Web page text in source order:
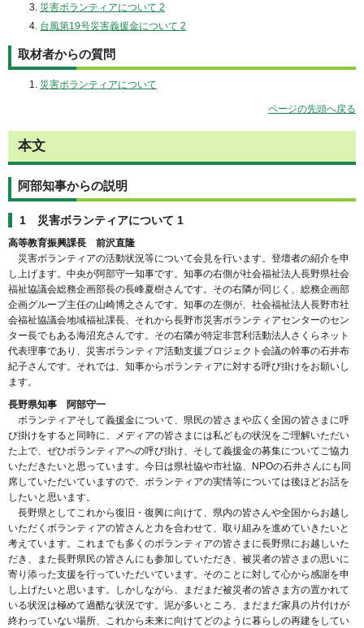
災害ボランティアについて 2
台風第19号災害義援金について 2
取材者からの質問
災害ボランティアについて
ページの先頭へ戻る
本文
阿部知事からの説明
1 災害ボランティアについて 1
高等教育振興課長 前沢直隆
災害ボランティアの活動状況等について会見を行います。登壇者の紹介を申
し上げます。中央が阿部守一知事です。知事の右側が社会福祉法人長野県社会
福祉協議会総務企画部長の長峰夏樹さんです。その右隣が同じく、総務企画部
企画グループ主任の山崎博之さんです。知事の左側が、社会福祉法人長野市社
会福祉協議会地域福祉課長、それから長野市災害ボランティアセンターのセン
ター長でもある海沼充さんです。その右隣が特定非営利活動法人さくらネット
代表理事であり、災害ボランティア活動支援プロジェクト会議の幹事の石井布
紀子さんです。それでは、知事からボランティアに対する呼び掛けをお願いし
ます。
長野県知事 阿部守一
ボランティアそして義援金について、県民の皆さまや広く全国の皆さまに呼
び掛けをすると同時に、メディアの皆さまには私どもの状況をご理解いただい
た上で、ぜひボランティアへの呼び掛け、そして義援金の募集についてご協力
いただきたいと思っています。今日は県社協や市社協、NPOの石井さんにも同
席していただいていますので、ボランティアの実情等については後ほどお話を
したいと思います。
長野県としてこれから復旧・復興に向けて、県内の皆さんや全国からお越し
いただくボランティアの皆さんと力を合わせて、取り組みを進めていきたいと
考えています。これまでも多くのボランティアの皆さまに長野県にお越しいた
だき、また長野県民の皆さんにも参加していただき、被災者の皆さまの思いに
寄り添った支援を行っていただいています。そのことに対して心から感謝を申
し上げたいと思います。しかしながら、まだまだ被災者の皆さま方の置かれて
いる状況は極めて過酷な状況です。泥が多いところ、まだまだ家具の片付けが
終わっていない場所、これから未来に向けてどのように暮らしの再建をしてい